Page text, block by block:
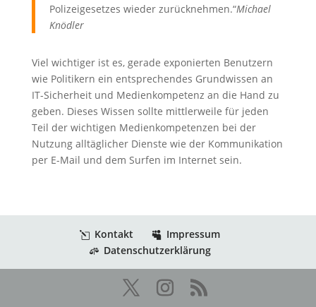
Polizeigesetzes wieder zurücknehmen.“Michael
Knödler
Viel wichtiger ist es, gerade exponierten Benutzern
wie Politikern ein entsprechendes Grundwissen an
IT-Sicherheit und Medienkompetenz an die Hand zu
geben. Dieses Wissen sollte mittlerweile für jeden
Teil der wichtigen Medienkompetenzen bei der
Nutzung alltäglicher Dienste wie der Kommunikation
per E-Mail und dem Surfen im Internet sein.
Kontakt
Impressum
Datenschutzerklärung